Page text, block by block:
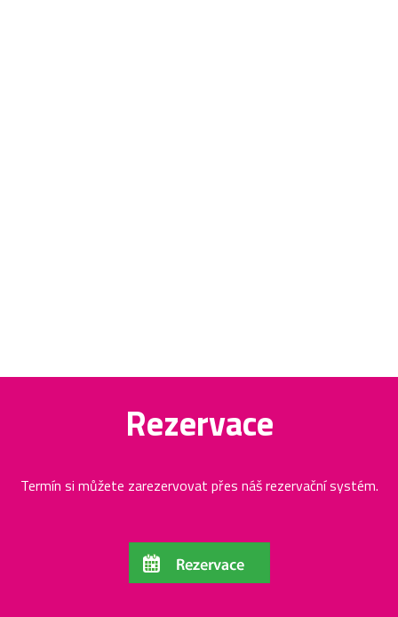
Rezervace
Termín si můžete zarezervovat přes náš rezervační systém.